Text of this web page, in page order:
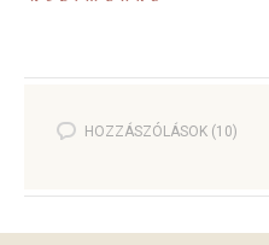
HOZZÁSZÓLÁSOK (10)